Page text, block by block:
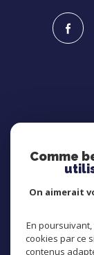
Comme
On aimerait
En
cookies par ce
contenus